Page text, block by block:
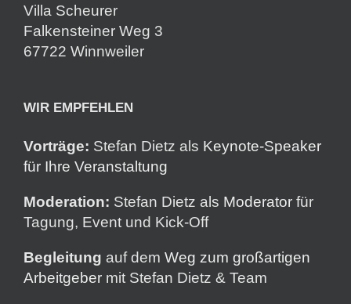
Villa Scheurer
Falkensteiner Weg 3
67722 Winnweiler
WIR EMPFEHLEN
Vorträge: Stefan Dietz als Keynote-Speaker
für Ihre Veranstaltung
Moderation: Stefan Dietz als Moderator für
Tagung, Event und Kick-Off
Begleitung auf dem Weg zum großartigen
Arbeitgeber mit Stefan Dietz & Team